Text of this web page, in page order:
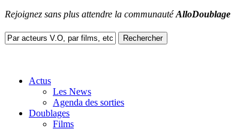
Rejoignez sans plus attendre la communautéAlloDoublage
Actus
Les News
Agenda des sorties
Doublages
Films